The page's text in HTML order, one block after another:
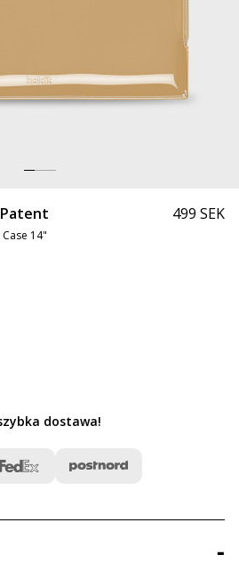
14"
499 SEK
dostawa!
-